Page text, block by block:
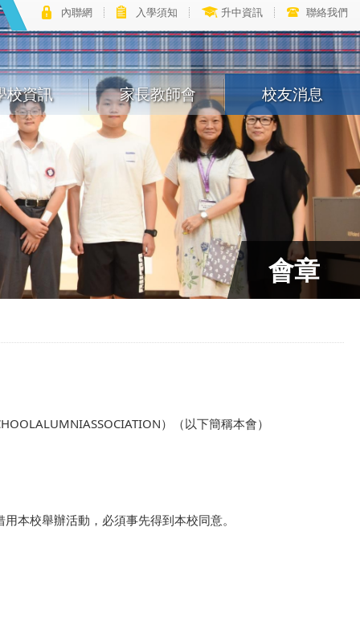
內聯網 入學須知 升中資訊 聯絡我們
校資訊 家長教師會 校友消息
會章
）（以下簡稱本會）
本校舉辦活動，必須事先得到本校同意。